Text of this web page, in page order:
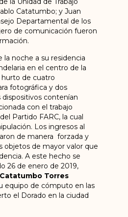
Catatumbo; y Juan
Departamental de los
de comunicación fueron
la noche a su residencia
en el centro de la
hurto de cuatro
fotográfica y dos
contenían
con el trabajo
Partido FARC, la cual
Los ingresos al
de manera forzada y
de mayor valor que
A este hecho se
26 de enero de 2019,
Torres
equipo de cómputo en las
el Dorado en la ciudad